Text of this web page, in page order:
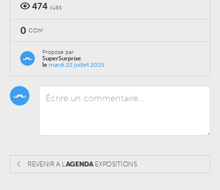
474 VUES
0 COM'
Proposé par
SuperSurprise
le mardi 22 juillet 2025
REVENIR A L'AGENDAEXPOSITIONS